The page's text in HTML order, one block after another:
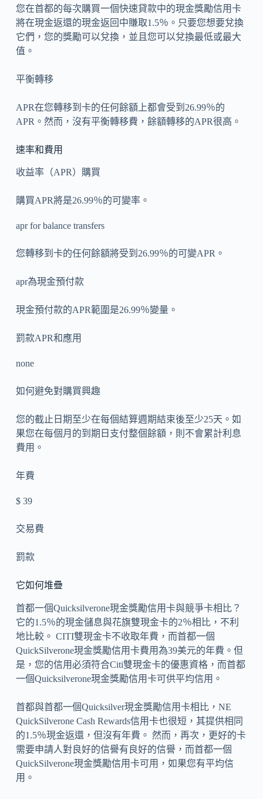
您在首都的每次購買一個快速貸款中的現金獎勵信用卡
將在現金返還的現金返回中賺取1.5％。只要您想要兌換
它們，您的獎勵可以兌換，並且您可以兌換最低或最大
值。
平衡轉移
APR在您轉移到卡的任何餘額上都會受到26.99％的
APR。然而，沒有平衡轉移費，餘額轉移的APR很高。
速率和費用
收益率（APR）購買
購買APR將是26.99％的可變率。
apr for balance transfers
您轉移到卡的任何餘額將受到26.99％的可變APR。
apr為現金預付款
現金預付款的APR範圍是26.99％變量。
罰款APR和應用
none
如何避免對購買興趣
您的截止日期至少在每個結算週期結束後至少25天。如
果您在每個月的到期日支付整個餘額，則不會累計利息
費用。
年費
$ 39
交易費
罰款
它如何堆疊
首都一個Quicksilverone現金獎勵信用卡與競爭卡相比？
它的1.5％的現金儲息與花旗雙現金卡的2％相比，不利
地比較。 CITI雙現金卡不收取年費，而首都一個
QuickSilverone現金獎勵信用卡費用為39美元的年費。但
是，您的信用必須符合Citi雙現金卡的優惠資格，而首都
一個Quicksilverone現金獎勵信用卡可供平均信用。
首都與首都一個Quicksilver現金獎勵信用卡相比，NE
QuickSilverone Cash Rewards信用卡也很短，其提供相同
的1.5％現金返還，但沒有年費。 然而，再次，更好的卡
需要申請人對良好的信譽有良好的信譽，而首都一個
QuickSilverone現金獎勵信用卡可用，如果您有平均信
用。